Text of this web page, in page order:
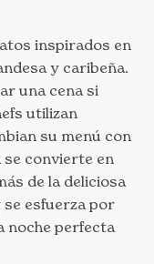
inspirados en
y caribeña.
una cena si
utilizan
su menú con
convierte en
de la deliciosa
se esfuerza por
noche perfecta